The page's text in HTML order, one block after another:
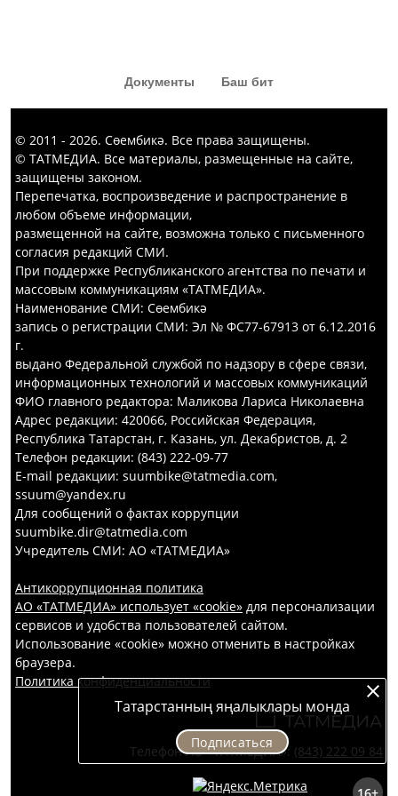
Татарстанның яңалыклары монда
Подписаться
Документы Баш бит
© 2011 - 2026. Сөембикә. Все права защищены.
© ТАТМЕДИА. Все материалы, размещенные на сайте,
защищены законом.
Перепечатка, воспроизведение и распространение в
любом объеме информации,
размещенной на сайте, возможна только с письменного
согласия редакций СМИ.
При поддержке Республиканского агентства по печати и
массовым коммуникациям «ТАТМЕДИА».
Наименование СМИ: Сөембикә
запись о регистрации СМИ: Эл № ФС77-67913 от 6.12.2016
г.
выдано Федеральной службой по надзору в сфере связи,
информационных технологий и массовых коммуникаций
ФИО главного редактора: Маликова Лариса Николаевна
Адрес редакции: 420066, Российская Федерация,
Республика Татарстан, г. Казань, ул. Декабристов, д. 2
Телефон редакции: (843) 222-09-77
E-mail редакции: suumbike@tatmedia.com,
ssuum@yandex.ru
Для сообщений о фактах коррупции
suumbike.dir@tatmedia.com
Учредитель СМИ: АО «ТАТМЕДИА»
Антикоррупционная политика
АО «ТАТМЕДИА» использует «cookie» для персонализации
сервисов и удобства пользователей сайтом.
Использование «cookie» можно отменить в настройках
браузера.
Политика конфиденциальности
Телефон АО «ТАТМЕДИА»: (843) 222 09 84